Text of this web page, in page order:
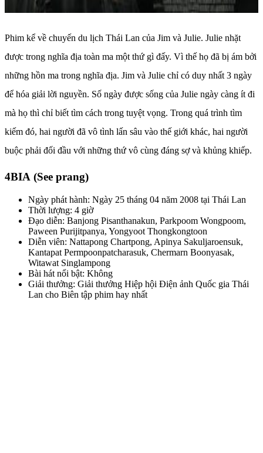
Phim kể về chuyến du lịch Thái Lan của Jim và Julie. Julie nhặt
được trong nghĩa địa toàn ma một thứ gì đấy. Vì thế họ đã bị ám bởi
những hồn ma trong nghĩa địa. Jim và Julie chỉ có duy nhất 3 ngày
để hóa giải lời nguyền. Số ngày được sống của Julie ngày càng ít đi
mà họ thì chỉ biết tìm cách trong tuyệt vọng. Trong quá trình tìm
kiếm đó, hai người đã vô tình lấn sâu vào thế giới khác, hai người
buộc phải đối đầu với những thứ vô cùng đáng sợ và khủng khiếp.
4BIA (See prang)
Ngày phát hành: Ngày 25 tháng 04 năm 2008 tại Thái Lan
Thời lượng: 4 giờ
Đạo diễn: Banjong Pisanthanakun, Parkpoom Wongpoom,
Paween Purijitpanya, Yongyoot Thongkongtoon
Diễn viên: Nattapong Chartpong, Apinya Sakuljaroensuk,
Kantapat Permpoonpatcharasuk, Chermarn Boonyasak,
Witawat Singlampong
Bài hát nổi bật: Không
Giải thưởng: Giải thưởng Hiệp hội Điện ảnh Quốc gia Thái
Lan cho Biên tập phim hay nhất